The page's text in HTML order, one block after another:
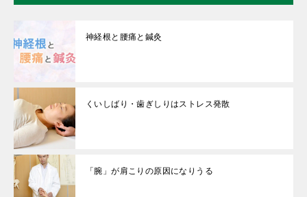
神経根と腰痛と鍼灸
くいしばり・歯ぎしりはストレス発散
「腕」が肩こりの原因になりうる